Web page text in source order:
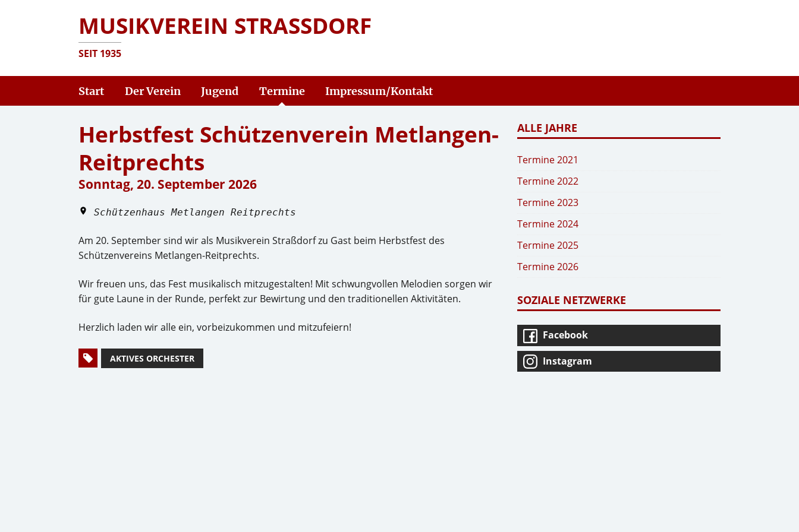
MUSIKVEREIN STRASSDORF
SEIT 1935
Start Der Verein Jugend Termine Impressum/Kontakt
Herbstfest Schützenverein Metlangen-
Reitprechts
Sonntag, 20. September 2026
Schützenhaus Metlangen Reitprechts
Am 20. September sind wir als Musikverein Straßdorf zu Gast beim Herbstfest des
Schützenvereins Metlangen-Reitprechts.
Wir freuen uns, das Fest musikalisch mitzugestalten! Mit schwungvollen Melodien sorgen wir
für gute Laune in der Runde, perfekt zur Bewirtung und den traditionellen Aktivitäten.
Herzlich laden wir alle ein, vorbeizukommen und mitzufeiern!
AKTIVES ORCHESTER
ALLE JAHRE
Termine 2021
Termine 2022
Termine 2023
Termine 2024
Termine 2025
Termine 2026
SOZIALE NETZWERKE
Facebook
Instagram